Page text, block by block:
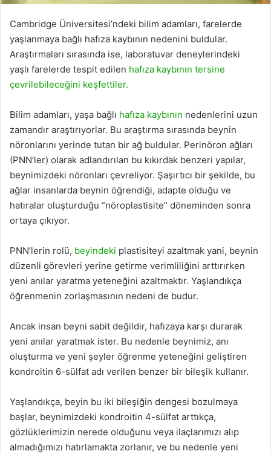
Cambridge Üniversitesi’ndeki bilim adamları, farelerde
yaşlanmaya bağlı hafıza kaybının nedenini buldular.
Araştırmaları sırasında ise, laboratuvar deneylerindeki
yaşlı farelerde tespit edilen hafıza kaybının tersine
çevrilebileceğini keşfettiler.
Bilim adamları, yaşa bağlı hafıza kaybının nedenlerini uzun
zamandır araştırıyorlar. Bu araştırma sırasında beynin
nöronlarını yerinde tutan bir ağ buldular. Perinöron ağları
(PNN’ler) olarak adlandırılan bu kıkırdak benzeri yapılar,
beynimizdeki nöronları çevreliyor. Şaşırtıcı bir şekilde, bu
ağlar insanlarda beynin öğrendiği, adapte olduğu ve
hatıralar oluşturduğu “nöroplastisite” döneminden sonra
ortaya çıkıyor.
PNN’lerin rolü, beyindeki plastisiteyi azaltmak yani, beynin
düzenli görevleri yerine getirme verimliliğini arttırırken
yeni anılar yaratma yeteneğini azaltmaktır. Yaşlandıkça
öğrenmenin zorlaşmasının nedeni de budur.
Ancak insan beyni sabit değildir, hafızaya karşı durarak
yeni anılar yaratmak ister. Bu nedenle beynimiz, anı
oluşturma ve yeni şeyler öğrenme yeteneğini geliştiren
kondroitin 6-sülfat adı verilen benzer bir bileşik kullanır.
Yaşlandıkça, beyin bu iki bileşiğin dengesi bozulmaya
başlar, beynimizdeki kondroitin 4-sülfat arttıkça,
gözlüklerimizin nerede olduğunu veya ilaçlarımızı alıp
almadığımızı hatırlamakta zorlanır, ve bu nedenle yeni